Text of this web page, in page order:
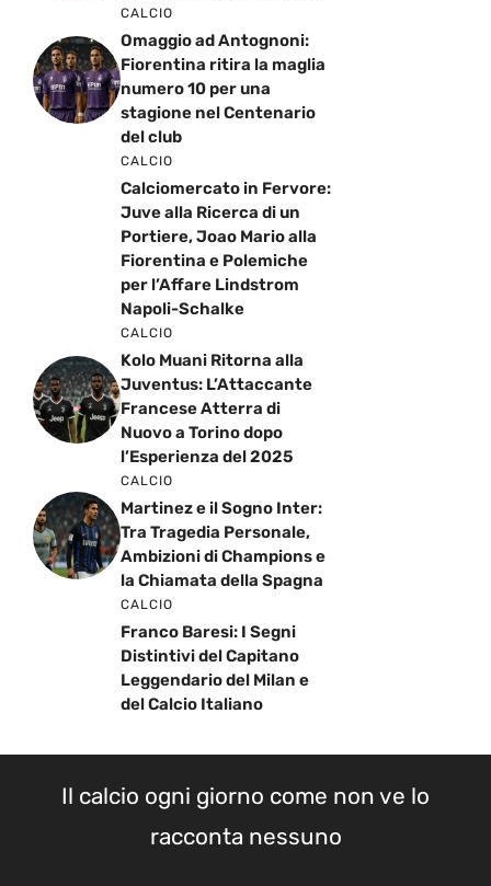
CALCIO
Omaggio ad Antognoni:
Fiorentina ritira la maglia
numero 10 per una
stagione nel Centenario
del club
CALCIO
Calciomercato in Fervore:
Juve alla Ricerca di un
Portiere, Joao Mario alla
Fiorentina e Polemiche
per l’Affare Lindstrom
Napoli-Schalke
CALCIO
Kolo Muani Ritorna alla
Juventus: L’Attaccante
Francese Atterra di
Nuovo a Torino dopo
l’Esperienza del 2025
CALCIO
Martinez e il Sogno Inter:
Tra Tragedia Personale,
Ambizioni di Champions e
la Chiamata della Spagna
CALCIO
Franco Baresi: I Segni
Distintivi del Capitano
Leggendario del Milan e
del Calcio Italiano
Il calcio ogni giorno come non ve lo
racconta nessuno